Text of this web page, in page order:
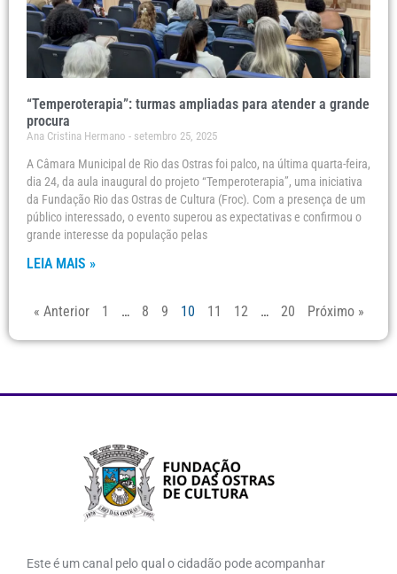
“Temperoterapia”: turmas ampliadas para atender a grande
procura
Ana Cristina Hermano setembro 25, 2025
A Câmara Municipal de Rio das Ostras foi palco, na última quarta-feira,
dia 24, da aula inaugural do projeto “Temperoterapia”, uma iniciativa
da Fundação Rio das Ostras de Cultura (Froc). Com a presença de um
público interessado, o evento superou as expectativas e confirmou o
grande interesse da população pelas
LEIA MAIS »
« Anterior 1 … 8 9 10 11 12 … 20 Próximo »
Este é um canal pelo qual o cidadão pode acompanhar